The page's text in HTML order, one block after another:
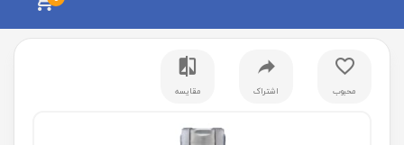
محبوب اشتراک مقایسه